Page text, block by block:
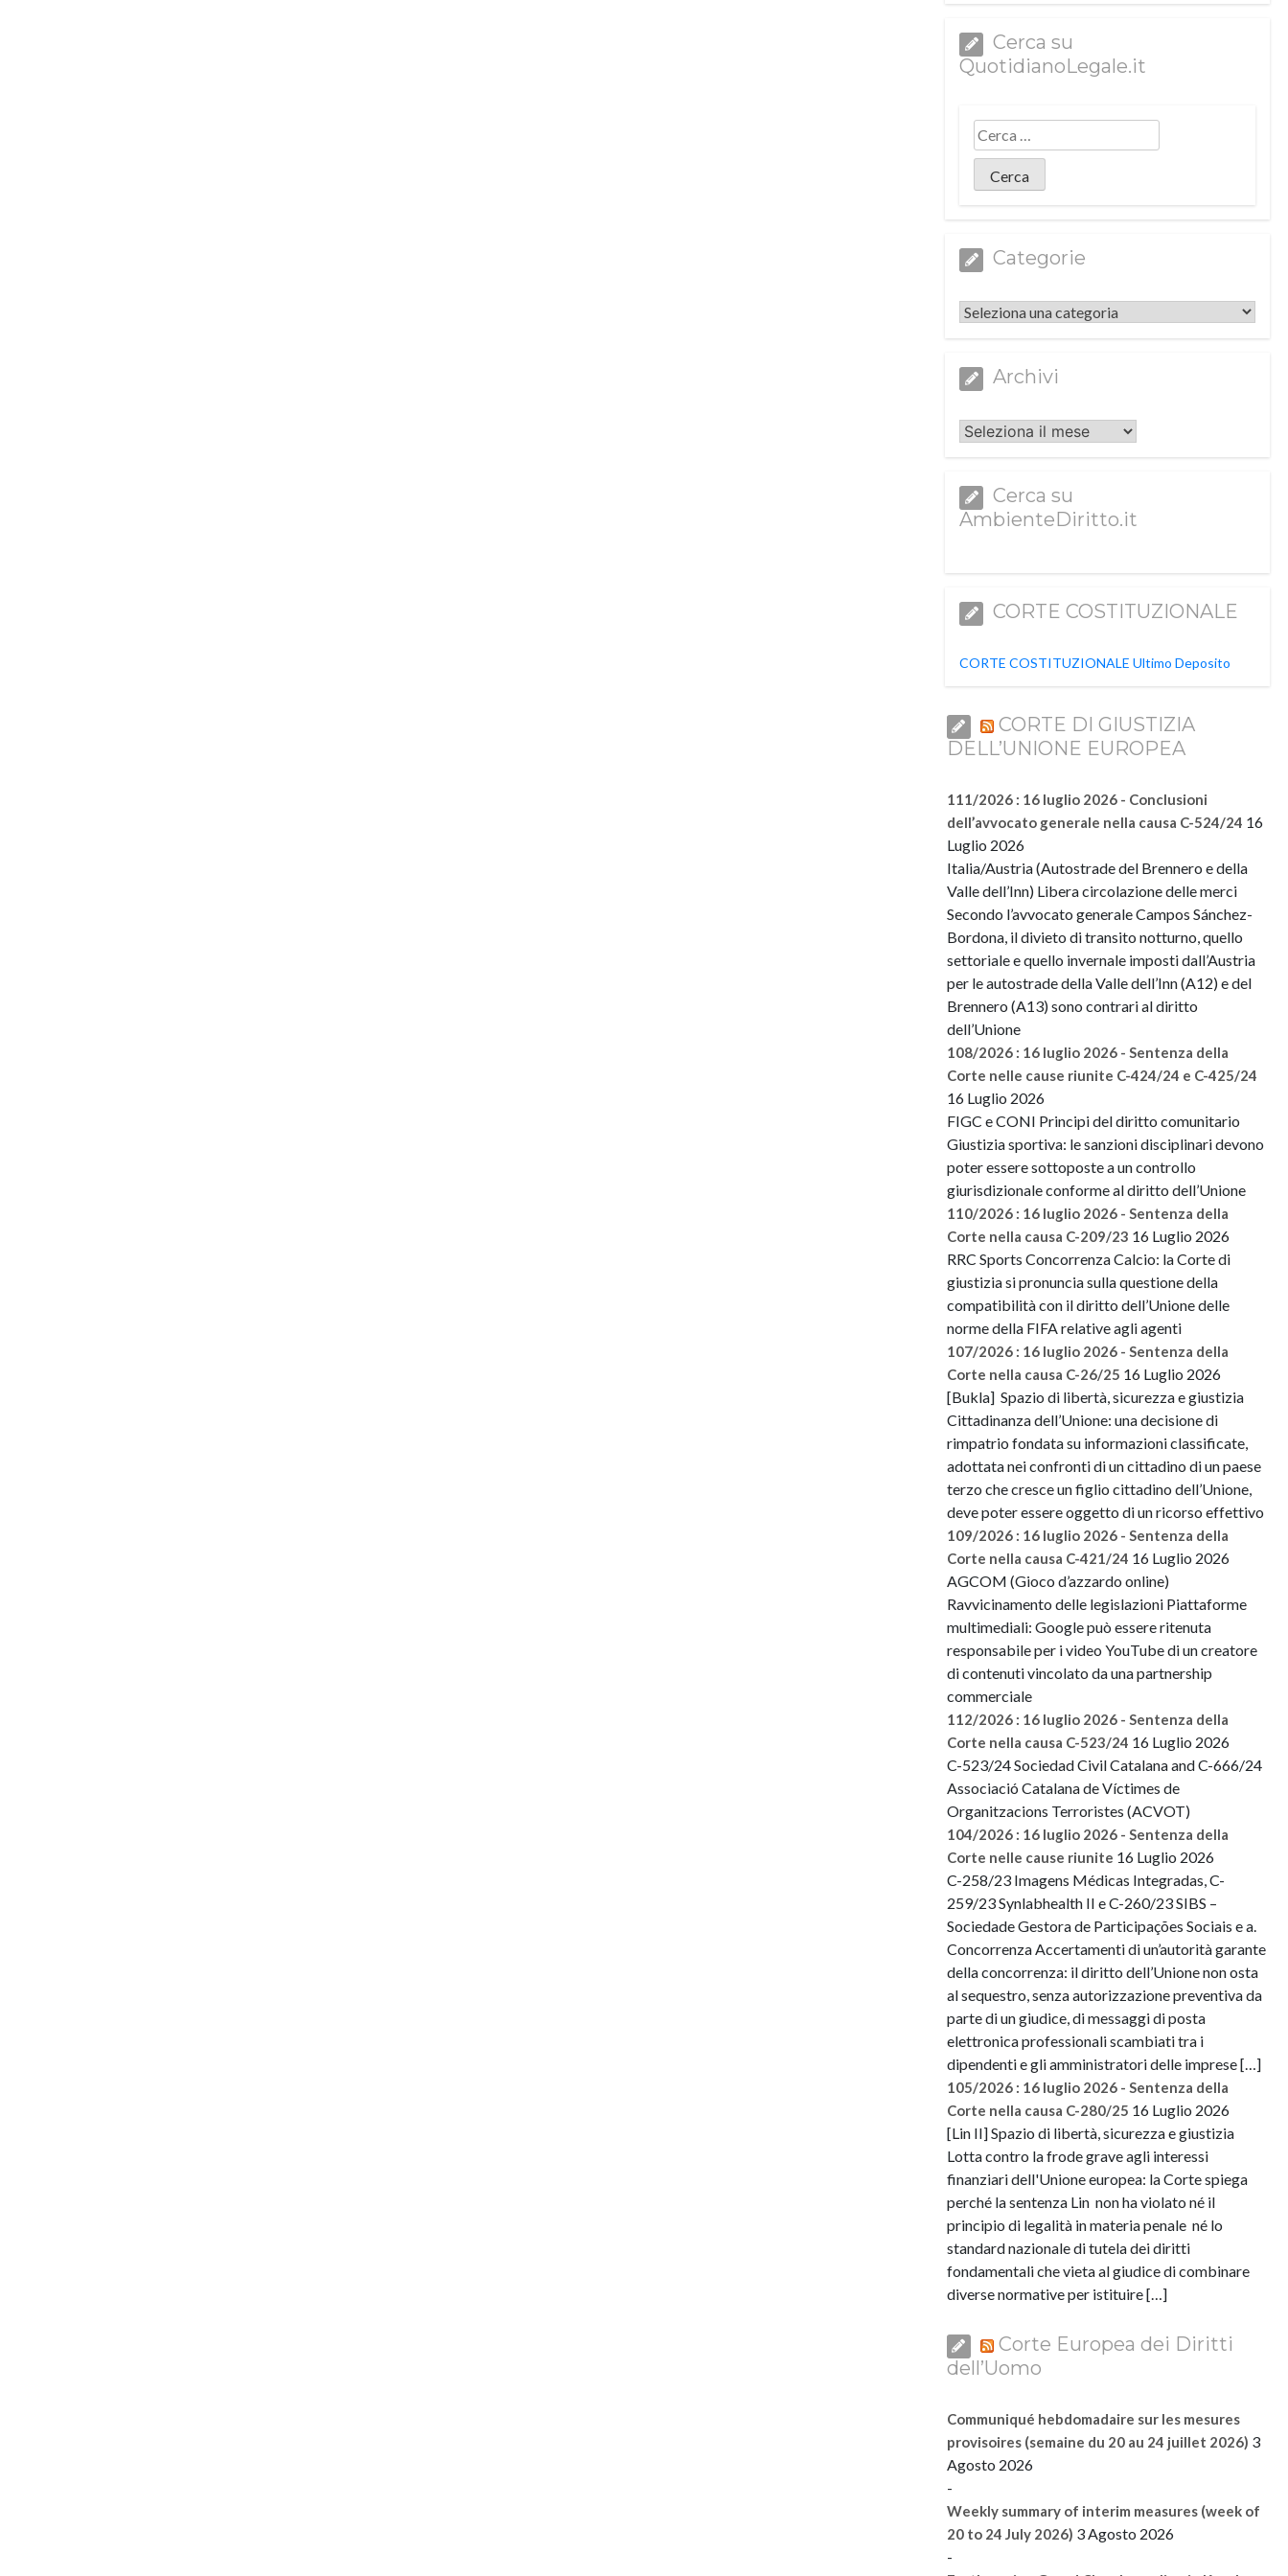
Cerca su
QuotidianoLegale.it
Categorie
Categorie
Archivi
Archivi
Cerca su
AmbienteDiritto.it
CORTE COSTITUZIONALE
CORTE COSTITUZIONALE Ultimo Deposito
CORTE DI GIUSTIZIA
DELL’UNIONE EUROPEA
111/2026 : 16 luglio 2026 - Conclusioni
dell’avvocato generale nella causa C-524/24 16
Luglio 2026
Italia/Austria (Autostrade del Brennero e della
Valle dell’Inn) Libera circolazione delle merci
Secondo l’avvocato generale Campos Sánchez-
Bordona, il divieto di transito notturno, quello
settoriale e quello invernale imposti dall’Austria
per le autostrade della Valle dell’Inn (A12) e del
Brennero (A13) sono contrari al diritto
dell’Unione
108/2026 : 16 luglio 2026 - Sentenza della
Corte nelle cause riunite C-424/24 e C-425/24
16 Luglio 2026
FIGC e CONI Principi del diritto comunitario
Giustizia sportiva: le sanzioni disciplinari devono
poter essere sottoposte a un controllo
giurisdizionale conforme al diritto dell’Unione
110/2026 : 16 luglio 2026 - Sentenza della
Corte nella causa C-209/23 16 Luglio 2026
RRC Sports Concorrenza Calcio: la Corte di
giustizia si pronuncia sulla questione della
compatibilità con il diritto dell’Unione delle
norme della FIFA relative agli agenti
107/2026 : 16 luglio 2026 - Sentenza della
Corte nella causa C-26/25 16 Luglio 2026
[Bukla] Spazio di libertà, sicurezza e giustizia
Cittadinanza dell’Unione: una decisione di
rimpatrio fondata su informazioni classificate,
adottata nei confronti di un cittadino di un paese
terzo che cresce un figlio cittadino dell’Unione,
deve poter essere oggetto di un ricorso effettivo
109/2026 : 16 luglio 2026 - Sentenza della
Corte nella causa C-421/24 16 Luglio 2026
AGCOM (Gioco d’azzardo online)
Ravvicinamento delle legislazioni Piattaforme
multimediali: Google può essere ritenuta
responsabile per i video YouTube di un creatore
di contenuti vincolato da una partnership
commerciale
112/2026 : 16 luglio 2026 - Sentenza della
Corte nella causa C-523/24 16 Luglio 2026
C-523/24 Sociedad Civil Catalana and C-666/24
Associació Catalana de Víctimes de
Organitzacions Terroristes (ACVOT)
104/2026 : 16 luglio 2026 - Sentenza della
Corte nelle cause riunite 16 Luglio 2026
C-258/23 Imagens Médicas Integradas, C-
259/23 Synlabhealth II e C-260/23 SIBS –
Sociedade Gestora de Participações Sociais e a.
Concorrenza Accertamenti di un’autorità garante
della concorrenza: il diritto dell’Unione non osta
al sequestro, senza autorizzazione preventiva da
parte di un giudice, di messaggi di posta
elettronica professionali scambiati tra i
dipendenti e gli amministratori delle imprese […]
105/2026 : 16 luglio 2026 - Sentenza della
Corte nella causa C-280/25 16 Luglio 2026
[Lin II] Spazio di libertà, sicurezza e giustizia
Lotta contro la frode grave agli interessi
finanziari dell'Unione europea: la Corte spiega
perché la sentenza Lin non ha violato né il
principio di legalità in materia penale né lo
standard nazionale di tutela dei diritti
fondamentali che vieta al giudice di combinare
diverse normative per istituire […]
Corte Europea dei Diritti
dell’Uomo
Communiqué hebdomadaire sur les mesures
provisoires (semaine du 20 au 24 juillet 2026) 3
Agosto 2026
-
Weekly summary of interim measures (week of
20 to 24 July 2026) 3 Agosto 2026
-